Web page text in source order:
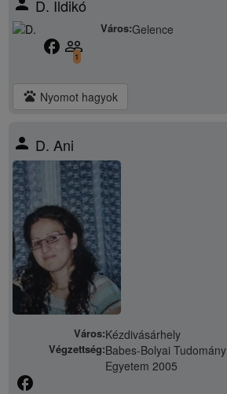
person D. Ildikó
Város:Gelence
facebook people_outline
1
pets Nyomot hagyok
person D. Ani
Város:Kézdivásárhely
Végzettség:Babes-Bolyai Tudomány
Egyetem 2005
facebook